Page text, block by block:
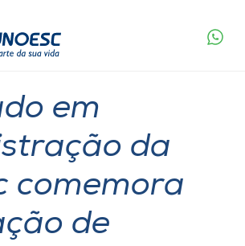
Estudante
em
da
comemora
de